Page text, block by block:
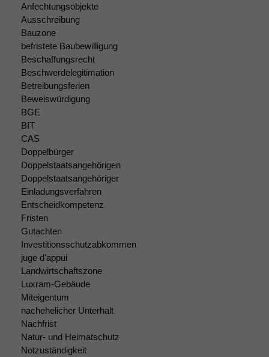
Anfechtungsobjekte
Ausschreibung
Bauzone
befristete Baubewilligung
Beschaffungsrecht
Beschwerdelegitimation
Betreibungsferien
Beweiswürdigung
BGE
BIT
CAS
Doppelbürger
Doppelstaatsangehörigen
Doppelstaatsangehöriger
Einladungsverfahren
Entscheidkompetenz
Fristen
Gutachten
Investitionsschutzabkommen
juge d'appui
Landwirtschaftszone
Luxram-Gebäude
Miteigentum
nachehelicher Unterhalt
Nachfrist
Natur- und Heimatschutz
Notzuständigkeit